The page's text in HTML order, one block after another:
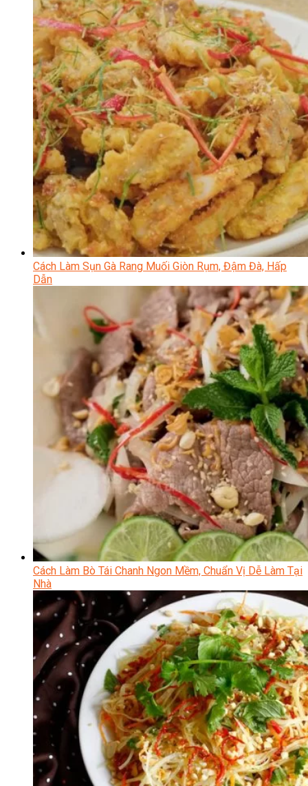
Cách Làm Sụn Gà Rang Muối Giòn Rụm, Đậm Đà, Hấp
Dẫn
Cách Làm Bò Tái Chanh Ngon Mềm, Chuẩn Vị Dễ Làm Tại
Nhà